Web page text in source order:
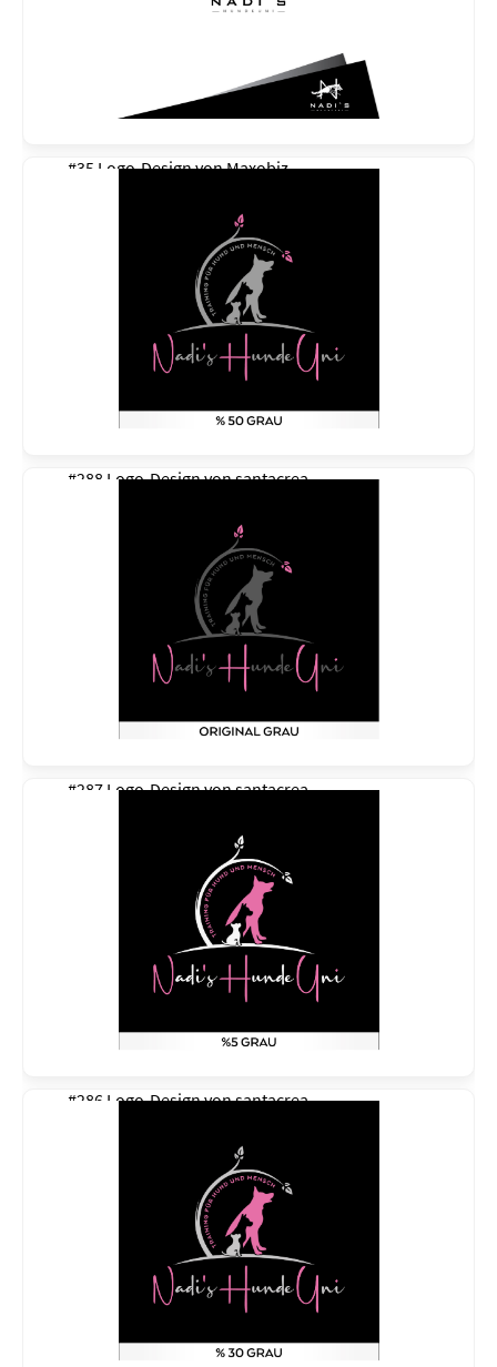
#35 Logo-Design vonMaxobiz
#288 Logo-Design vonsantacrea
#287 Logo-Design vonsantacrea
#286 Logo-Design vonsantacrea